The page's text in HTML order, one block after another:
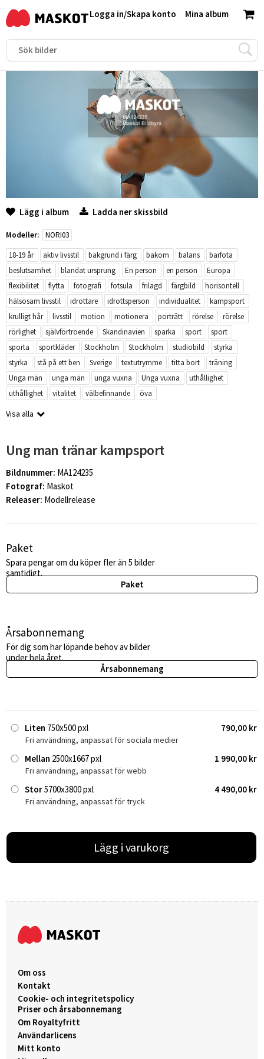
Mina album
Logga in/Skapa konto
Lägg i album Ladda ner skissbild
Modeller:
NORI03
18-19 år
aktiv livsstil bakgrund i färg bakom balans
barfota
beslutsamhet
blandat ursprung En person en person
Europa
flexibilitet
flytta fotografi fotsula frilagd färgbild
horisontell
hälsosam livsstil
idrottare idrottsperson individualitet
kampsport
krulligt hår
livsstil motion motionera porträtt rörelse
rörelse
rörlighet
självförtroende Skandinavien sparka sport
sport
sporta
sportkläder Stockholm Stockholm studiobild
styrka
styrka
stå på ett ben Sverige textutrymme titta bort
träning
Unga män
unga män unga vuxna Unga vuxna
uthållighet
uthållighet
vitalitet välbefinnande öva
Visa alla
Ung man tränar kampsport
Bildnummer: MA124235
Fotograf: Maskot
Releaser: Modellrelease
Paket
Spara pengar om du köper fler än 5 bilder
samtidigt.
Paket
Årsabonnemang
För dig som har löpande behov av bilder
under hela året.
Årsabonnemang
Liten 750x500 pxl 790,00 kr
Fri användning, anpassat för sociala medier
Mellan 2500x1667 pxl 1 990,00 kr
Fri användning, anpassat för webb
Stor5700x3800 pxl 4 490,00 kr
Fri användning, anpassat för tryck
Lägg i varukorg
Om oss
Kontakt
Cookie- och integritetspolicy
Priser och årsabonnemang
Om Royaltyfritt
Användarlicens
Mitt konto